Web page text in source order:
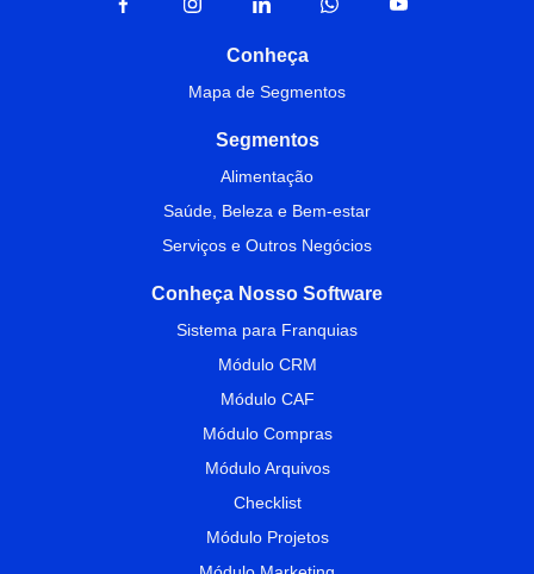
Conheça
Mapa de Segmentos
Segmentos
Alimentação
Saúde, Beleza e Bem-estar
Serviços e Outros Negócios
Conheça Nosso Software
Sistema para Franquias
Módulo CRM
Módulo CAF
Módulo Compras
Módulo Arquivos
Checklist
Módulo Projetos